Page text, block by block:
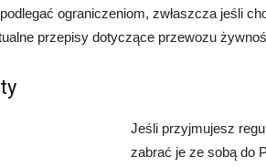
ograniczeniom, zwłaszcza jeśli
przepisy dotyczące przewozu
Jeśli przyjmujesz
zabrać je ze sobą do